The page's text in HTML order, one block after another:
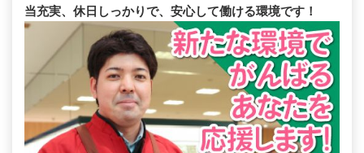
当充実、休日しっかりで、安心して働ける環境です！